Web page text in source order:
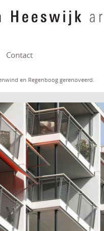
Contact
en Regenboog gerenoveerd.